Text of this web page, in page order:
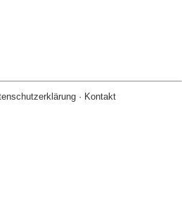
· Kontakt